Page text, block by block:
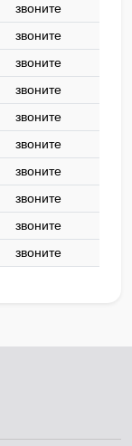
звоните
звоните
звоните
звоните
звоните
звоните
звоните
звоните
звоните
звоните